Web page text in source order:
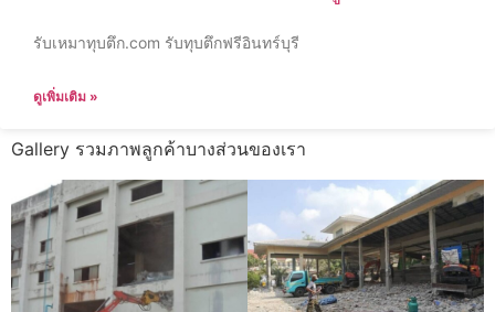
รับเหมาทุบตึก.com รับทุบตึกฟรีอินทร์บุรี
ดูเพิ่มเติม »
Gallery รวมภาพลูกค้าบางส่วนของเรา